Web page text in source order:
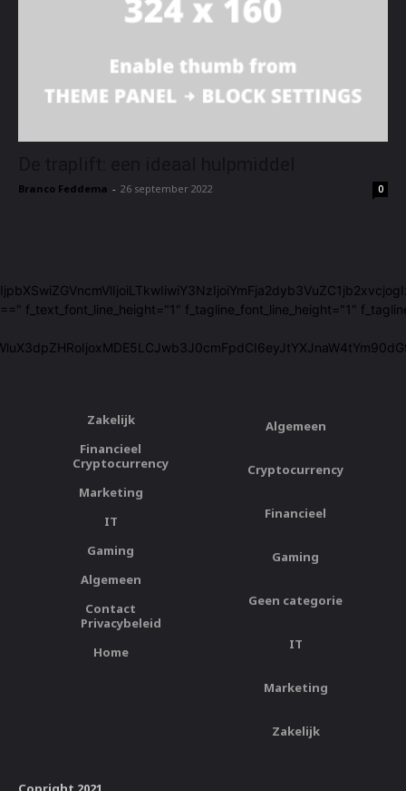
Branco Feddema - 26 september 2022 0
f_tagline_font_line_height="1"
Zakelijk
Financieel
Cryptocurrency
Marketing
IT
Gaming
Algemeen
Contact
Privacybeleid
Home
Algemeen
Cryptocurrency
Financieel
Gaming
Geen categorie
IT
Marketing
Zakelijk